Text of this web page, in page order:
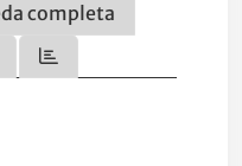
completa